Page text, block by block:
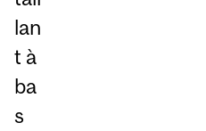
lan
t à
ba
s